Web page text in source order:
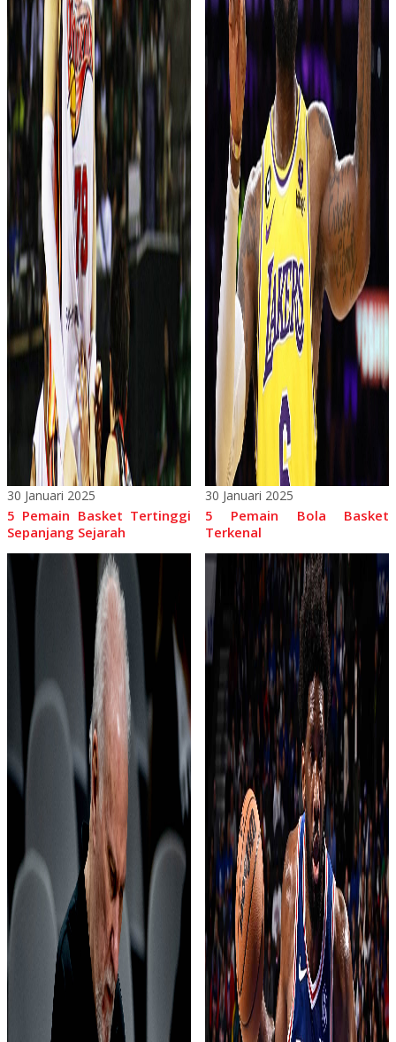
30 Januari 2025
5 Pemain Basket Tertinggi
Sepanjang Sejarah
30 Januari 2025
5 Pemain Bola Basket
Terkenal